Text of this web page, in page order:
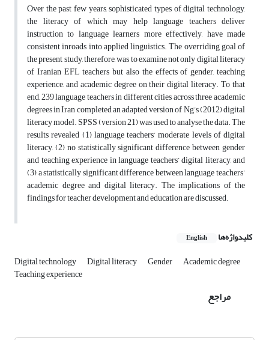
Over the past few years, sophisticated types of digital technology,
the literacy of which may help language teachers deliver
instruction to language learners more effectively, have made
consistent inroads into applied linguistics. The overriding goal of
the present study, therefore, was to examine not only digital literacy
of Iranian EFL teachers but also the effects of gender, teaching
experience, and academic degree on their digital literacy. To that
end, 239 language teachers in different cities across three academic
degrees in Iran completed an adapted version of Ng’s (2012) digital
literacy model. SPSS (version 21) was used to analyse the data. The
results revealed (1) language teachers’ moderate levels of digital
literacy, (2) no statistically significant difference between gender
and teaching experience in language teachers’ digital literacy, and
(3) a statistically significant difference between language teachers’
academic degree and digital literacy. The implications of the
findings for teacher development and education are discussed.
کلیدواژه‌ها English
Digital technology Digital literacy Gender Academic degree
Teaching experience
مراجع